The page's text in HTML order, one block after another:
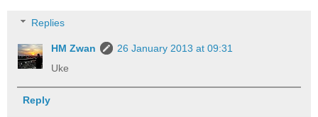
Replies
HM Zwan
26 January 2013 at 09:31
Uke
Reply